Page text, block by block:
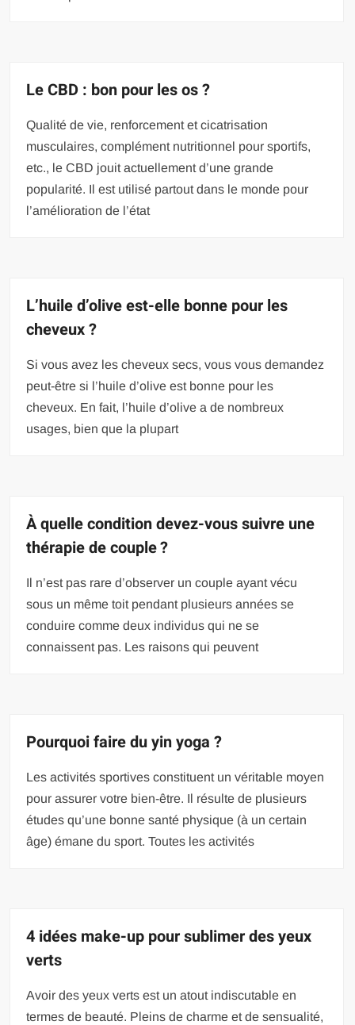
Le CBD : bon pour les os ?
Qualité de vie, renforcement et cicatrisation
musculaires, complément nutritionnel pour sportifs,
etc., le CBD jouit actuellement d’une grande
popularité. Il est utilisé partout dans le monde pour
l’amélioration de l’état
L’huile d’olive est-elle bonne pour les
cheveux ?
Si vous avez les cheveux secs, vous vous demandez
peut-être si l’huile d’olive est bonne pour les
cheveux. En fait, l’huile d’olive a de nombreux
usages, bien que la plupart
À quelle condition devez-vous suivre une
thérapie de couple ?
Il n’est pas rare d’observer un couple ayant vécu
sous un même toit pendant plusieurs années se
conduire comme deux individus qui ne se
connaissent pas. Les raisons qui peuvent
Pourquoi faire du yin yoga ?
Les activités sportives constituent un véritable moyen
pour assurer votre bien-être. Il résulte de plusieurs
études qu’une bonne santé physique (à un certain
âge) émane du sport. Toutes les activités
4 idées make-up pour sublimer des yeux
verts
Avoir des yeux verts est un atout indiscutable en
termes de beauté. Pleins de charme et de sensualité,